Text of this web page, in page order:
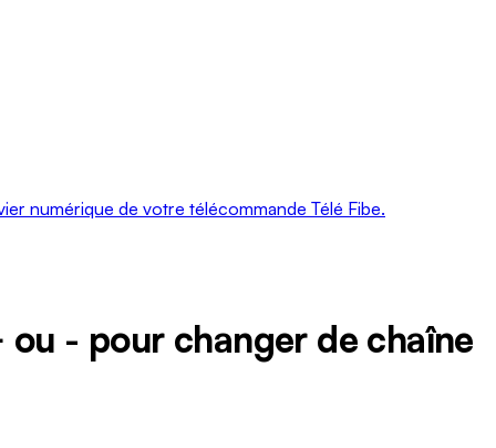
numérique de votre télécommande Télé Fibe.
ou - pour changer de chaîne